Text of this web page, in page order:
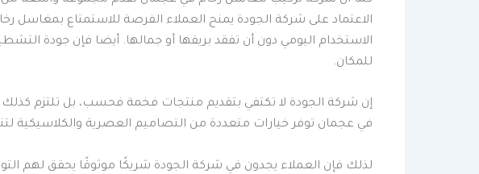
الاعتماد على شركة الجودة يمنح العملاء الفرصة للاستمتاع
الاستخدام اليومي دون أن تفقد بريقها أو جمالها. أيضا فإن جودة
للمكان.
إن شركة الجودة لا تكتفي بتقديم منتجات فخمة فحسب، بل تلتزم
في عجمان توفر خيارات متعددة من التصاميم العصرية والكلاسيكية
لذلك فإن العملاء يجدون في شركة الجودة شريكًا موثوقًا يحقق لهم